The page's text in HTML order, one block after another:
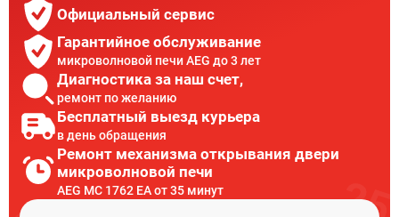
Официальный сервис
Гарантийное обслуживание
микроволновой печи AEG до 3 лет
Диагностика за наш счет,
ремонт по желанию
Бесплатный выезд курьера
в день обращения
Ремонт механизма открывания двери
микроволновой печи
AEG MC 1762 EA от 35 минут